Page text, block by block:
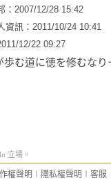
：2007/12/28 15:42
資訊：2011/10/24 10:41
12/22 09:27
歩む道に徳を修むなり
立場。
權聲明 隱私權聲明 客服